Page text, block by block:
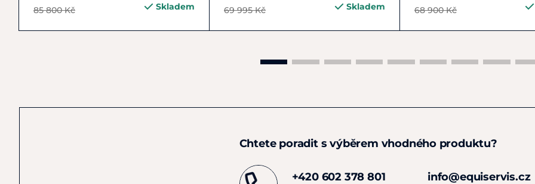
85 800 Kč Skladem 69 995 Kč Skladem 68 900 Kč
Chtete poradit s výběrem vhodného produktu?
+420 602 378 801 info@equiservis.cz